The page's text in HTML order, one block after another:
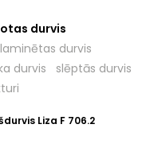
durvis
laminētas durvis
durvis
slēptās durvis
Liza F 706.2